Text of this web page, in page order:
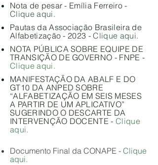
Nota de pesar - Emília Ferreiro -
Clique aqui.
Pautas da Associação Brasileira de
Alfabetização - 2023 -Clique aqui.
NOTA PÚBLICA SOBRE EQUIPE DE
TRANSIÇÃO DE GOVERNO - FNPE -
Clique aqui.
MANIFESTAÇÃO DA ABALF E DO
GT10 DA ANPED SOBRE
“ALFABETIZAÇÃO EM SEIS MESES
A PARTIR DE UM APLICATIVO”
SUGERINDO O DESCARTE DA
INTERVENÇÃO DOCENTE -Clique
aqui.
Documento Final da CONAPE - Clique
aqui.